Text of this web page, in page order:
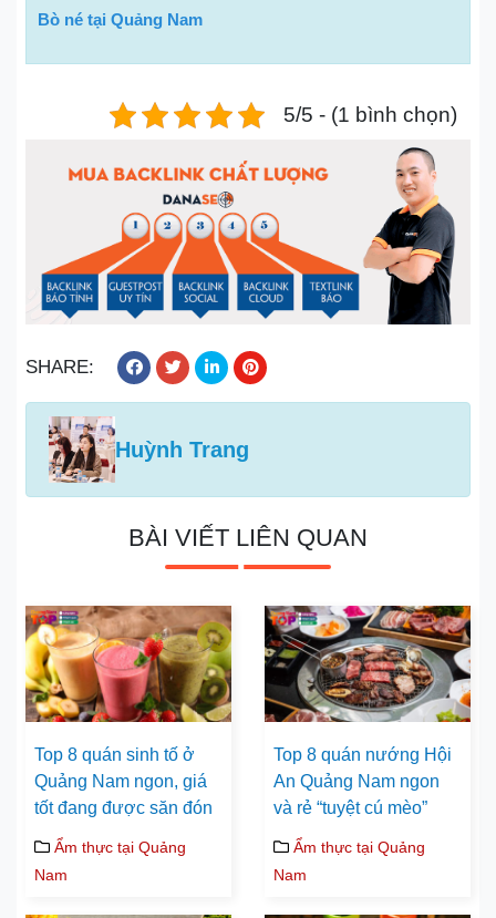
Bò né tại Quảng Nam
5/5 - (1 bình chọn)
SHARE:
Huỳnh Trang
BÀI VIẾT LIÊN QUAN
Top 8 quán sinh tố ở
Quảng Nam ngon, giá
tốt đang được săn đón
Ẩm thực tại Quảng
Nam
Top 8 quán nướng Hội
An Quảng Nam ngon
và rẻ “tuyệt cú mèo”
Ẩm thực tại Quảng
Nam